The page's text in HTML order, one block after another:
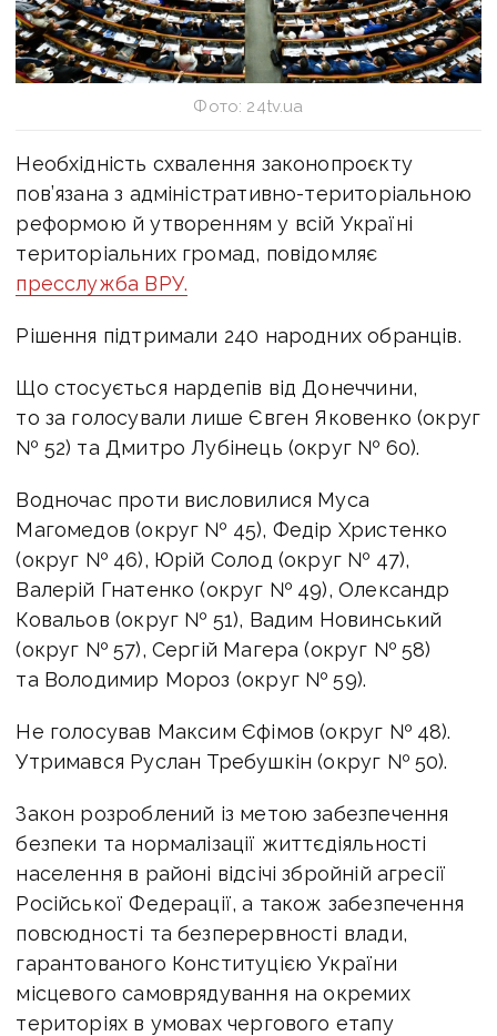
Фото: 24tv.ua
Необхідність схвалення законопроєкту
пов’язана з адміністративно-територіальною
реформою й утворенням у всій Україні
територіальних громад, повідомляє
пресслужба ВРУ.
Рішення підтримали 240 народних обранців.
Що стосується нардепів від Донеччини,
то за голосували лише Євген Яковенко (округ
№ 52) та Дмитро Лубінець (округ № 60).
Водночас проти висловилися Муса
Магомедов (округ № 45), Федір Христенко
(округ № 46), Юрій Солод (округ № 47),
Валерій Гнатенко (округ № 49), Олександр
Ковальов (округ № 51), Вадим Новинський
(округ № 57), Сергій Магера (округ № 58)
та Володимир Мороз (округ № 59).
Не голосував Максим Єфімов (округ № 48).
Утримався Руслан Требушкін (округ № 50).
Закон розроблений із метою забезпечення
безпеки та нормалізації життєдіяльності
населення в районі відсічі збройній агресії
Російської Федерації, а також забезпечення
повсюдності та безперервності влади,
гарантованого Конституцією України
місцевого самоврядування на окремих
територіях в умовах чергового етапу